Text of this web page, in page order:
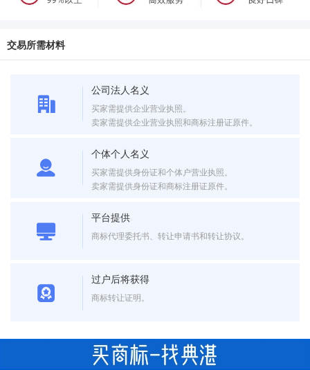
交易所需材料
公司法人名义
买家需提供企业营业执照。
卖家需提供企业营业执照和商标注册证原件。
个体个人名义
买家需提供身份证和个体户营业执照。
卖家需提供身份证和商标注册证原件。
平台提供
商标代理委托书、转让申请书和转让协议。
过户后将获得
商标转让证明。